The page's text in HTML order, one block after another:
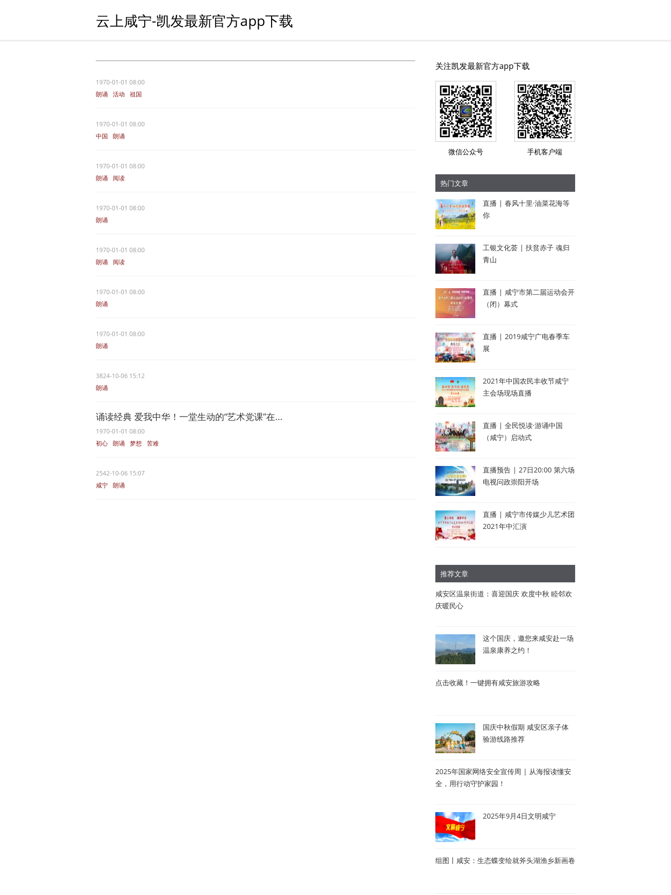
云上咸宁-凯发最新官方app下载
1970-01-01 08:00
朗诵 活动 祖国
1970-01-01 08:00
中国
朗诵
1970-01-01 08:00
朗诵 阅读
1970-01-01 08:00
朗诵
1970-01-01 08:00
朗诵 阅读
1970-01-01 08:00
朗诵
1970-01-01 08:00
朗诵
3824-10-06 15:12
朗诵
诵读经典 爱我中华！一堂生动的“艺术党课”在...
1970-01-01 08:00
初心 朗诵 梦想 苦难
2542-10-06 15:07
咸宁 朗诵
关注凯发最新官方app下载
微信公众号 手机客户端
热门文章
直播 | 春风十里·油菜花海等
你
工银文化荟 | 扶贫赤子 魂归
青山
直播 | 咸宁市第二届运动会开
（闭）幕式
直播 | 2019咸宁广电春季车
展
2021年中国农民丰收节咸宁
主会场现场直播
直播 | 全民悦读·游诵中国
（咸宁）启动式
直播预告 | 27日20:00 第六场
电视问政崇阳开场
直播 | 咸宁市传媒少儿艺术团
2021年中汇演
推荐文章
咸安区温泉街道：喜迎国庆 欢度中秋 睦邻欢
庆暖民心
这个国庆，邀您来咸安赴一场
温泉康养之约！
点击收藏！一键拥有咸安旅游攻略
国庆中秋假期 咸安区亲子体
验游线路推荐
2025年国家网络安全宣传周 | 从海报读懂安
全，用行动守护家园！
2025年9月4日文明咸宁
组图丨咸安：生态蝶变绘就斧头湖渔乡新画卷